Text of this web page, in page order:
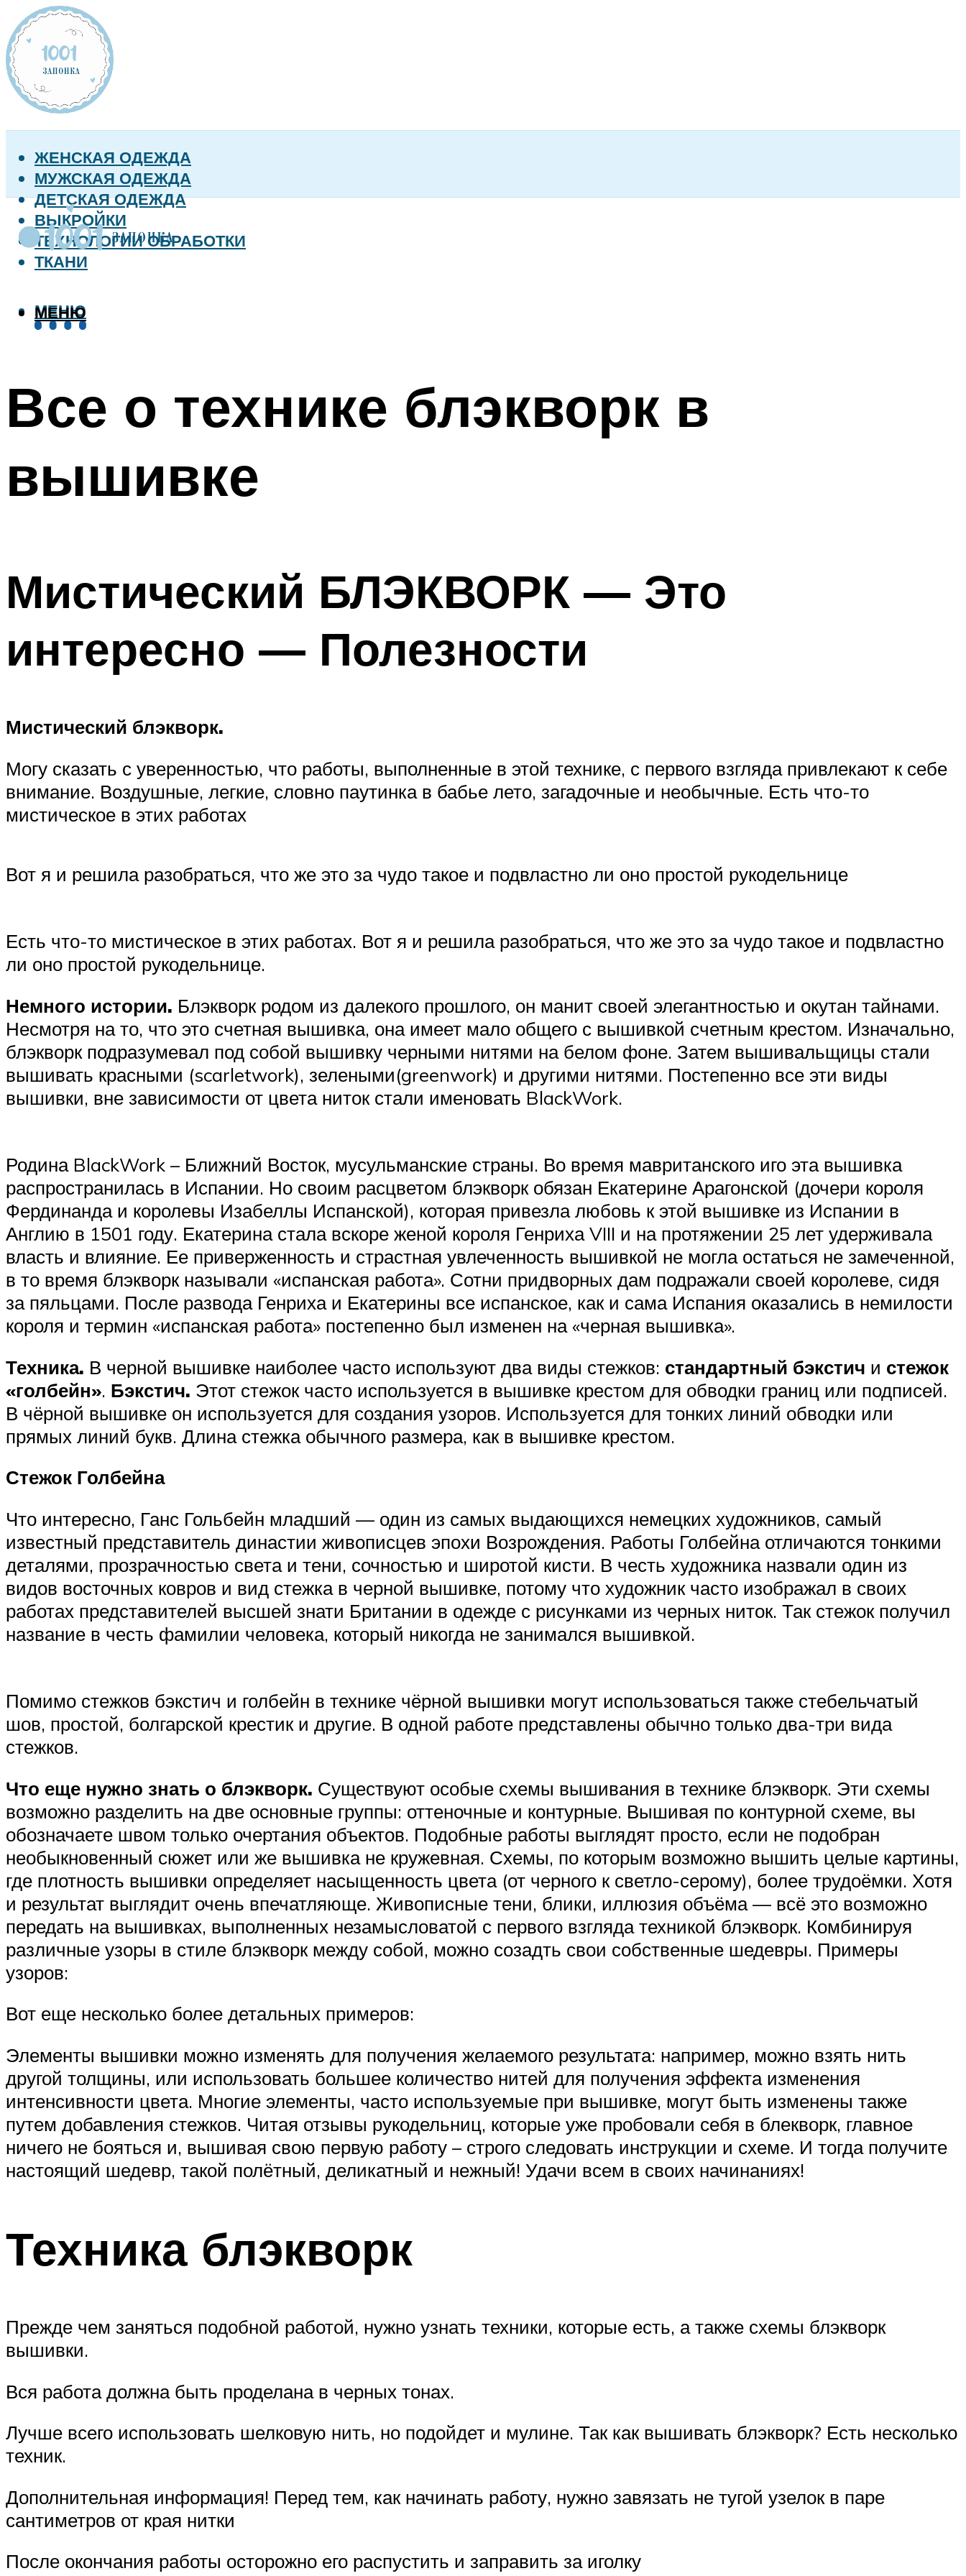
ЖЕНСКАЯ ОДЕЖДА
МУЖСКАЯ ОДЕЖДА
ДЕТСКАЯ ОДЕЖДА
ВЫКРОЙКИ
ТЕХНОЛОГИИ ОБРАБОТКИ
ТКАНИ
МЕНЮ
МЕНЮ
Все о технике блэкворк в
вышивке
Мистический БЛЭКВОРК — Это
интересно — Полезности
Мистический блэкворк.
Могу сказать с уверенностью, что работы, выполненные в этой технике, с первого взгляда привлекают к себе
внимание. Воздушные, легкие, словно паутинка в бабье лето, загадочные и необычные. Есть что-то
мистическое в этих работах
Вот я и решила разобраться, что же это за чудо такое и подвластно ли оно простой рукодельнице
Есть что-то мистическое в этих работах. Вот я и решила разобраться, что же это за чудо такое и подвластно
ли оно простой рукодельнице.
Немного истории. Блэкворк родом из далекого прошлого, он манит своей элегантностью и окутан тайнами.
Несмотря на то, что это счетная вышивка, она имеет мало общего с вышивкой счетным крестом. Изначально,
блэкворк подразумевал под собой вышивку черными нитями на белом фоне. Затем вышивальщицы стали
вышивать красными (scarletwork), зелеными(greenwork) и другими нитями. Постепенно все эти виды
вышивки, вне зависимости от цвета ниток стали именовать BlackWork.
Родина BlackWork – Ближний Восток, мусульманские страны. Во время мавританского иго эта вышивка
распространилась в Испании. Но своим расцветом блэкворк обязан Екатерине Арагонской (дочери короля
Фердинанда и королевы Изабеллы Испанской), которая привезла любовь к этой вышивке из Испании в
Англию в 1501 году. Екатерина стала вскоре женой короля Генриха VIII и на протяжении 25 лет удерживала
власть и влияние. Ее приверженность и страстная увлеченность вышивкой не могла остаться не замеченной,
в то время блэкворк называли «испанская работа». Сотни придворных дам подражали своей королеве, сидя
за пяльцами. После развода Генриха и Екатерины все испанское, как и сама Испания оказались в немилости
короля и термин «испанская работа» постепенно был изменен на «черная вышивка».
Техника. В черной вышивке наиболее часто используют два виды стежков: стандартный бэкстич и стежок
«голбейн». Бэкстич. Этот стежок часто используется в вышивке крестом для обводки границ или подписей.
В чёрной вышивке он используется для создания узоров. Используется для тонких линий обводки или
прямых линий букв. Длина стежка обычного размера, как в вышивке крестом.
Стежок Голбейна
Что интересно, Ганс Гольбейн младший — один из самых выдающихся немецких художников, самый
известный представитель династии живописцев эпохи Возрождения. Работы Голбейна отличаются тонкими
деталями, прозрачностью света и тени, сочностью и широтой кисти. В честь художника назвали один из
видов восточных ковров и вид стежка в черной вышивке, потому что художник часто изображал в своих
работах представителей высшей знати Британии в одежде с рисунками из черных ниток. Так стежок получил
название в честь фамилии человека, который никогда не занимался вышивкой.
Помимо стежков бэкстич и голбейн в технике чёрной вышивки могут использоваться также стебельчатый
шов, простой, болгарской крестик и другие. В одной работе представлены обычно только два-три вида
стежков.
Что еще нужно знать о блэкворк. Существуют особые схемы вышивания в технике блэкворк. Эти схемы
возможно разделить на две основные группы: оттеночные и контурные. Вышивая по контурной схеме, вы
обозначаете швом только очертания объектов. Подобные работы выглядят просто, если не подобран
необыкновенный сюжет или же вышивка не кружевная. Схемы, по которым возможно вышить целые картины,
где плотность вышивки определяет насыщенность цвета (от черного к светло-серому), более трудоёмки. Хотя
и результат выглядит очень впечатляюще. Живописные тени, блики, иллюзия объёма — всё это возможно
передать на вышивках, выполненных незамысловатой с первого взгляда техникой блэкворк. Комбинируя
различные узоры в стиле блэкворк между собой, можно созадть свои собственные шедевры. Примеры
узоров:
Вот еще несколько более детальных примеров:
Элементы вышивки можно изменять для получения желаемого результата: например, можно взять нить
другой толщины, или использовать большее количество нитей для получения эффекта изменения
интенсивности цвета. Многие элементы, часто используемые при вышивке, могут быть изменены также
путем добавления стежков. Читая отзывы рукодельниц, которые уже пробовали себя в блекворк, главное
ничего не бояться и, вышивая свою первую работу – строго следовать инструкции и схеме. И тогда получите
настоящий шедевр, такой полётный, деликатный и нежный! Удачи всем в своих начинаниях!
Техника блэкворк
Прежде чем заняться подобной работой, нужно узнать техники, которые есть, а также схемы блэкворк
вышивки.
Вся работа должна быть проделана в черных тонах.
Лучше всего использовать шелковую нить, но подойдет и мулине. Так как вышивать блэкворк? Есть несколько
техник.
Дополнительная информация! Перед тем, как начинать работу, нужно завязать не тугой узелок в паре
сантиметров от края нитки
После окончания работы осторожно его распустить и заправить за иголку